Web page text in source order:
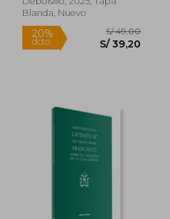
Blanda, Nuevo
20%